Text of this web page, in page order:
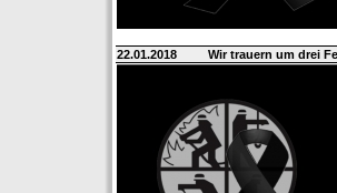
22.01.2018 Wir trauern um drei